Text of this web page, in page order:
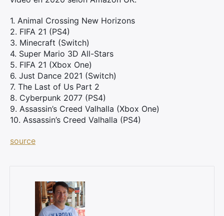
1. Animal Crossing New Horizons
2. FIFA 21 (PS4)
3. Minecraft (Switch)
4. Super Mario 3D All-Stars
5. FIFA 21 (Xbox One)
6. Just Dance 2021 (Switch)
7. The Last of Us Part 2
8. Cyberpunk 2077 (PS4)
9. Assassin’s Creed Valhalla (Xbox One)
10. Assassin’s Creed Valhalla (PS4)
source
Rechercher
: